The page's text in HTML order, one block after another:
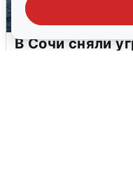
В Сочи сняли